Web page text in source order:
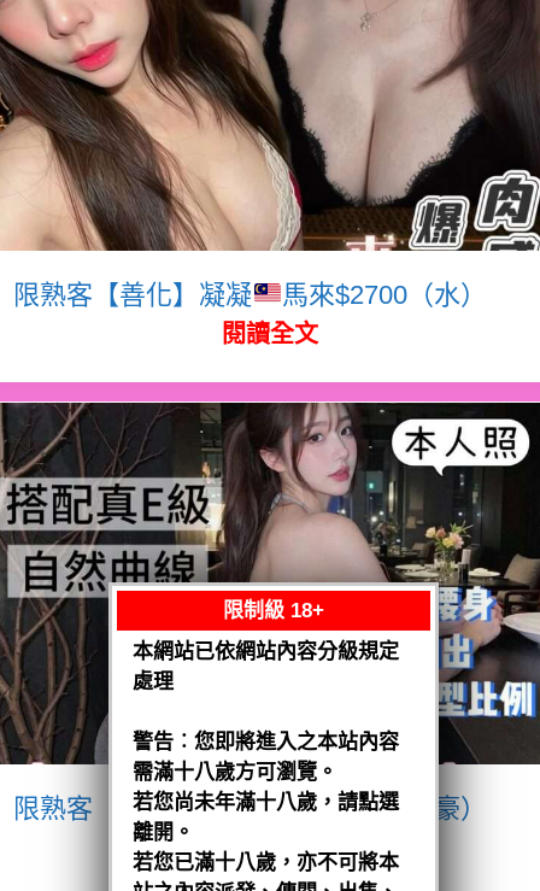
限熟客【善化】凝凝 馬來$2700（水）
閱讀全文
限熟客【南區】愛紗 越南$3200（豪）
閱讀全文
限制級 18+
本網站已依網站內容分級規定
處理
警告︰您即將進入之本站內容
需滿十八歲方可瀏覽。
若您尚未年滿十八歲，請點選
離開。
若您已滿十八歲，亦不可將本